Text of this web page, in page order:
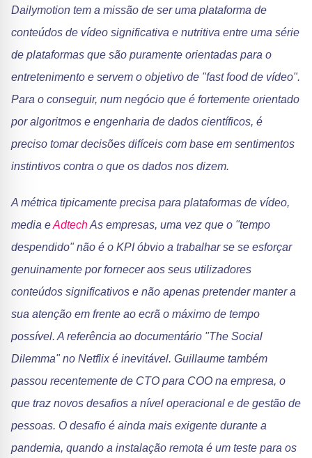
Dailymotion tem a missão de ser uma plataforma de
conteúdos de vídeo significativa e nutritiva entre uma série
de plataformas que são puramente orientadas para o
entretenimento e servem o objetivo de "fast food de vídeo".
Para o conseguir, num negócio que é fortemente orientado
por algoritmos e engenharia de dados científicos, é
preciso tomar decisões difíceis com base em sentimentos
instintivos contra o que os dados nos dizem.
A métrica tipicamente precisa para plataformas de vídeo,
media eAdtechAs empresas, uma vez que o "tempo
despendido" não é o KPI óbvio a trabalhar se se esforçar
genuinamente por fornecer aos seus utilizadores
conteúdos significativos e não apenas pretender manter a
sua atenção em frente ao ecrã o máximo de tempo
possível. A referência ao documentário "The Social
Dilemma" no Netflix é inevitável. Guillaume também
passou recentemente de CTO para COO na empresa, o
que traz novos desafios a nível operacional e de gestão de
pessoas. O desafio é ainda mais exigente durante a
pandemia, quando a instalação remota é um teste para os